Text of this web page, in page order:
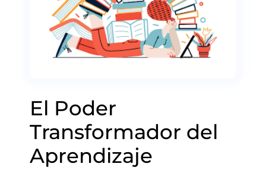
El Poder
Transformador del
Aprendizaje